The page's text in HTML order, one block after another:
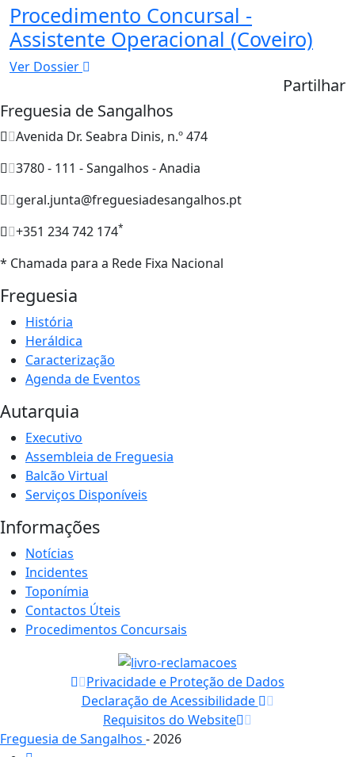
Procedimento Concursal -
Assistente Operacional (Coveiro)
Ver Dossier
Partilhar
Freguesia de Sangalhos
Avenida Dr. Seabra Dinis, n.º 474
3780 - 111 - Sangalhos - Anadia
geral.junta@freguesiadesangalhos.pt
+351 234 742 174*
* Chamada para a Rede Fixa Nacional
Freguesia
História
Heráldica
Caracterização
Agenda de Eventos
Autarquia
Executivo
Assembleia de Freguesia
Balcão Virtual
Serviços Disponíveis
Informações
Notícias
Incidentes
Toponímia
Contactos Úteis
Procedimentos Concursais
Privacidade e Proteção de Dados
Declaração de Acessibilidade
Requisitos do Website
Freguesia de Sangalhos - 2026